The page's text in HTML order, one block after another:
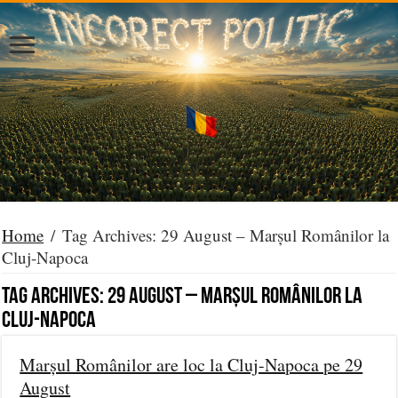
Home / Tag Archives: 29 August – Marșul Românilor la
Cluj-Napoca
Tag Archives: 29 August – Marșul Românilor la
Cluj-Napoca
Marșul Românilor are loc la Cluj-Napoca pe 29
August